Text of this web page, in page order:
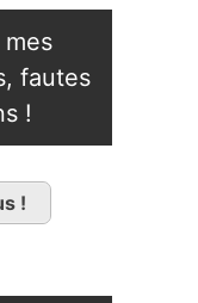
fautes
!
!